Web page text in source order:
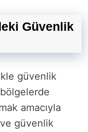
Güvenlik
güvenlik
amacıyla
güvenlik